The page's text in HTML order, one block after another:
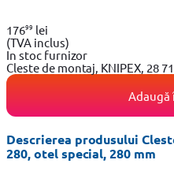
17699 lei
(TVA inclus)
In stoc furnizor
Cleste de montaj, KNIPEX, 28
Adaugă
Descrierea produsului
280, otel special, 280 mm